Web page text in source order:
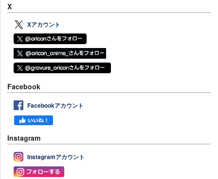
X
Xアカウント
Facebook
Facebookアカウント
Instagram
Instagramアカウント